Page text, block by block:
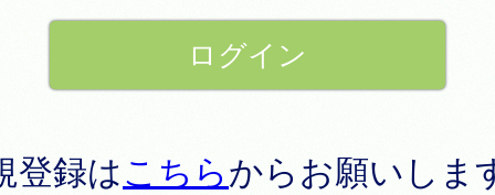
登録はこちらからお願いしま